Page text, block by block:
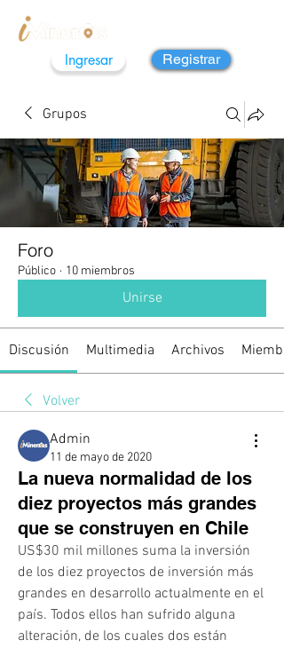
Ingresar Registrar
Grupos
Foro
Público · 10 miembros
Unirse
Discusión Multimedia Archivos
Volver
Admin
11 de mayo de 2020
La nueva normalidad de los
diez proyectos más grandes
que se construyen en Chile
US$30 mil millones suma la inversión
de los diez proyectos de inversión más
grandes en desarrollo actualmente en el
país. Todos ellos han sufrido alguna
alteración, de los cuales dos están